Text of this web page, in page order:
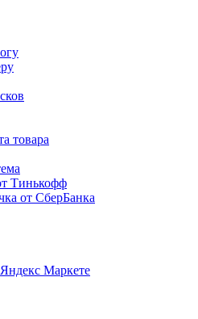
товара
Тинькофф
от СберБанка
Маркете